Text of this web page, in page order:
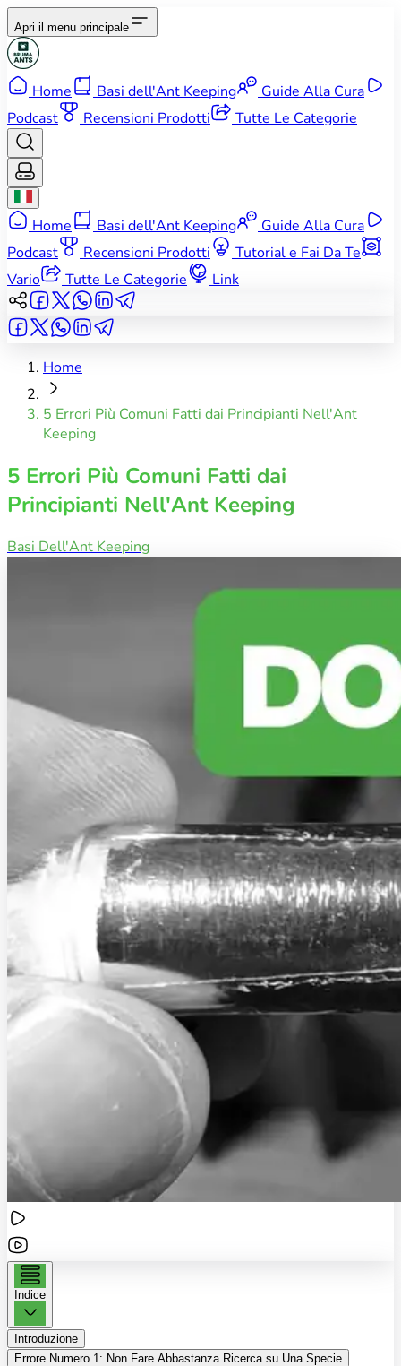
Apri il menu principale
Home Basi dell'Ant Keeping
Guide Alla Cura
Podcast
Recensioni Prodotti Tutte Le Categorie
Home Basi dell'Ant Keeping
Guide Alla Cura
Podcast
Recensioni Prodotti
Tutorial e Fai Da Te
Vario
Tutte Le Categorie Link
Home
5 Errori Più Comuni Fatti dai Principianti Nell'Ant
Keeping
5 Errori Più Comuni Fatti dai
Principianti Nell'Ant Keeping
Basi Dell'Ant Keeping
Indice
Introduzione
Errore Numero 1: Non Fare Abbastanza Ricerca su Una Specie